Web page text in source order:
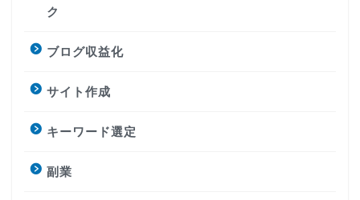
ク
ブログ収益化
サイト作成
キーワード選定
副業